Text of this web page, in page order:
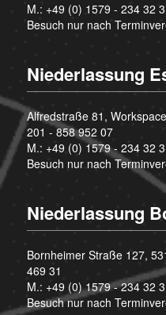
M.: +49 (0) 1579 - 234 32
Besuch nur nach
Niederlassung
Alfredstraße 81,
201 - 858 952 07
M.: +49 (0) 1579 - 234 32
Besuch nur nach
Niederlassung
Bornheimer Straße 127,
469 31
M.: +49 (0) 1579 - 234 32
Besuch nur nach